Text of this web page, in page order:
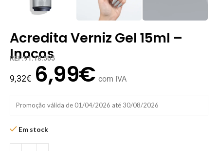
Acredita Verniz Gel 15ml –
Inocos
REF:91.18.505
9,32€ 6,99€ com IVA
Promoção válida de 01/04/2026 até 30/08/2026
Em stock